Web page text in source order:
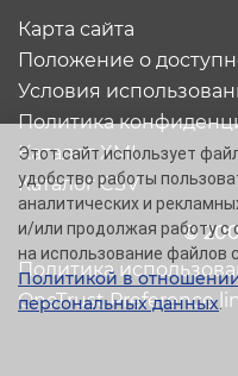
©
Карта сайта
Положение о
Условия
Политика
Каталог XML
Каталог CSV
Политика
OneTrust Preference
Этот сайт использует
удобство работы
аналитических и
и/или продолжая работу с
на использование файлов
Политикой в
персональных данных.